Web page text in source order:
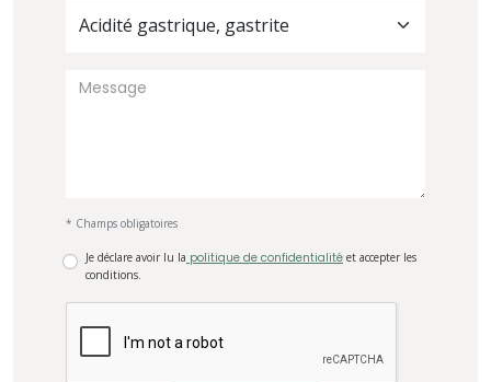
Acidité gastrique, gastrite
* Champs obligatoires
Je déclare avoir lu la politique de confidentialité et accepter les
conditions.